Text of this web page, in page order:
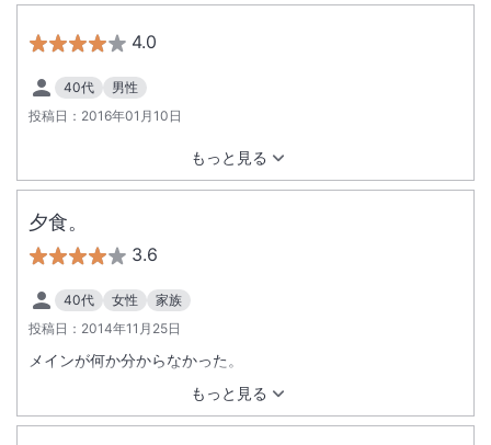
4.0
40代
男性
投稿日： 2016年01月10日
もっと見る
夕食。
3.6
40代 女性
家族
投稿日： 2014年11月25日
もっと見る
メインが何か分からなかった。